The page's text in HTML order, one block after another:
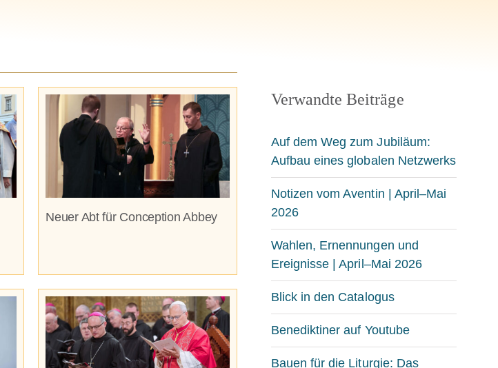
Neuer Abt für Conception Abbey
Verwandte Beiträge
Auf dem Weg zum Jubiläum:
Aufbau eines globalen Netzwerks
Notizen vom Aventin | April–Mai
2026
Wahlen, Ernennungen und
Ereignisse | April–Mai 2026
Blick in den Catalogus
Benediktiner auf Youtube
Bauen für die Liturgie: Das